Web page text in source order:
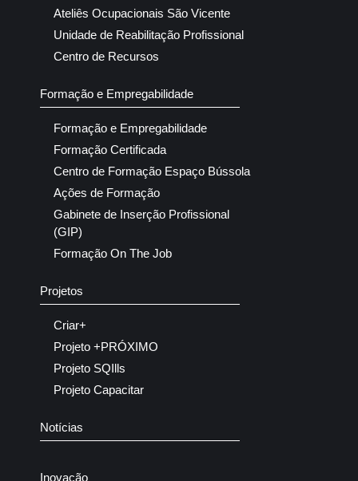
Ateliês Ocupacionais São Vicente
Unidade de Reabilitação Profissional
Centro de Recursos
Formação e Empregabilidade
Formação e Empregabilidade
Formação Certificada
Centro de Formação Espaço Bússola
Ações de Formação
Gabinete de Inserção Profissional
(GIP)
Formação On The Job
Projetos
Criar+
Projeto +PRÓXIMO
Projeto SQIlls
Projeto Capacitar
Notícias
Inovação